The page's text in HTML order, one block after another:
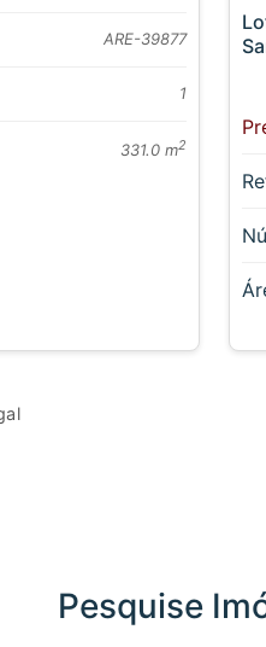
ARE-39877
1
331.0 m2
Pesquise